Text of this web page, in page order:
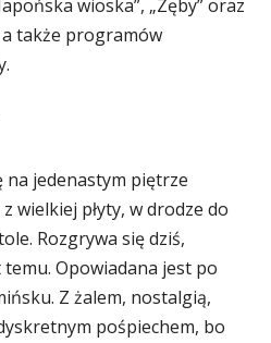
wioska”, „Zęby” oraz
a także programów
jedenastym piętrze
wielkiej płyty, w drodze do
Rozgrywa się dziś,
Opowiadana jest po
Z żalem, nostalgią,
pośpiechem, bo